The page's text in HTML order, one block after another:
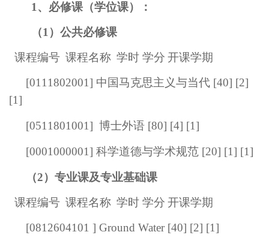
1、必修课（学位课）：
（1）公共必修课
课程编号 课程名称 学时 学分 开课学期
[0111802001] 中国马克思主义与当代 [40] [2]
[1]
[0511801001] 博士外语 [80] [4] [1]
[0001000001] 科学道德与学术规范 [20] [1] [1]
（2）专业课及专业基础课
课程编号 课程名称 学时 学分 开课学期
[0812604101 ] Ground Water [40] [2] [1]